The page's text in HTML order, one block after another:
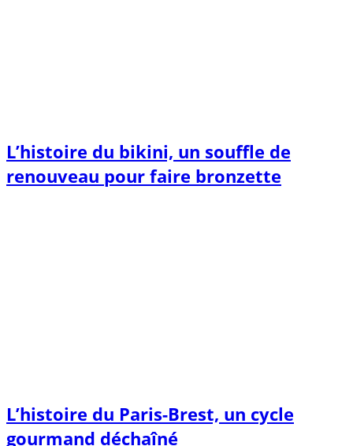
L’histoire du bikini, un souffle de
renouveau pour faire bronzette
L’histoire du Paris-Brest, un cycle
gourmand déchaîné